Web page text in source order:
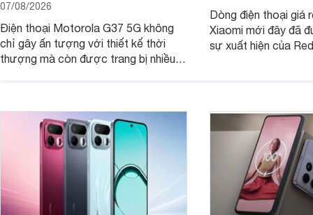
07/08/2026
Điện thoại Motorola G37 5G không
chỉ gây ấn tượng với thiết kế thời
thượng mà còn được trang bị nhiều
Dòng điện thoại giá
Xiaomi mới đây đã
sự xuất hiện của